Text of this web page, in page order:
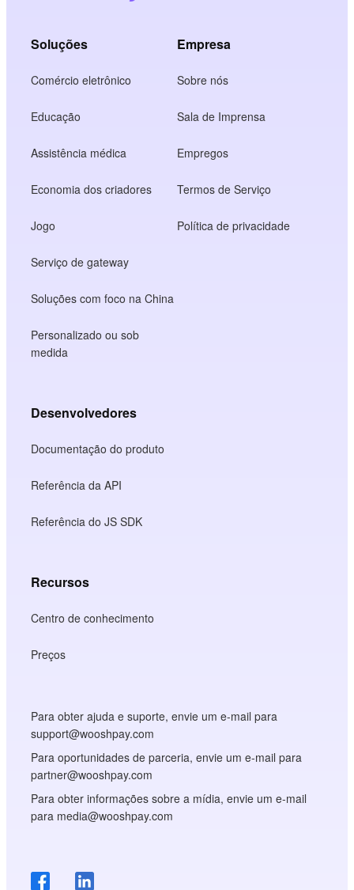
Soluções
Comércio eletrônico
Educação
Assistência médica
Economia dos criadores
Jogo
Serviço de gateway
Soluções com foco na China
Personalizado ou sob
medida
Empresa
Sobre nós
Sala de Imprensa
Empregos
Termos de Serviço
Política de privacidade
Desenvolvedores
Documentação do produto
Referência da API
Referência do JS SDK
Recursos
Centro de conhecimento
Preços
Para obter ajuda e suporte, envie um e-mail para
support@wooshpay.com
Para oportunidades de parceria, envie um e-mail para
partner@wooshpay.com
Para obter informações sobre a mídia, envie um e-mail
para media@wooshpay.com